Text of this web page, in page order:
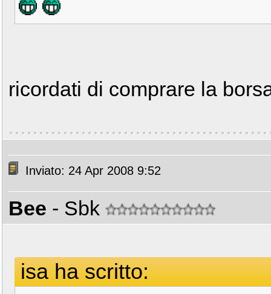
ricordati di comprare la
Inviato: 24 Apr 2008 9:52
Bee - Sbk
isa ha scritto: